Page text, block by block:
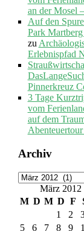
an der Mosel
Auf den
Park
zu
Erlebnispfad
Pinnerkreuz
3 Tage
vom
auf dem
Archiv
Archiv
März 2012
M D M D F
1
2
5
6 7 8 9